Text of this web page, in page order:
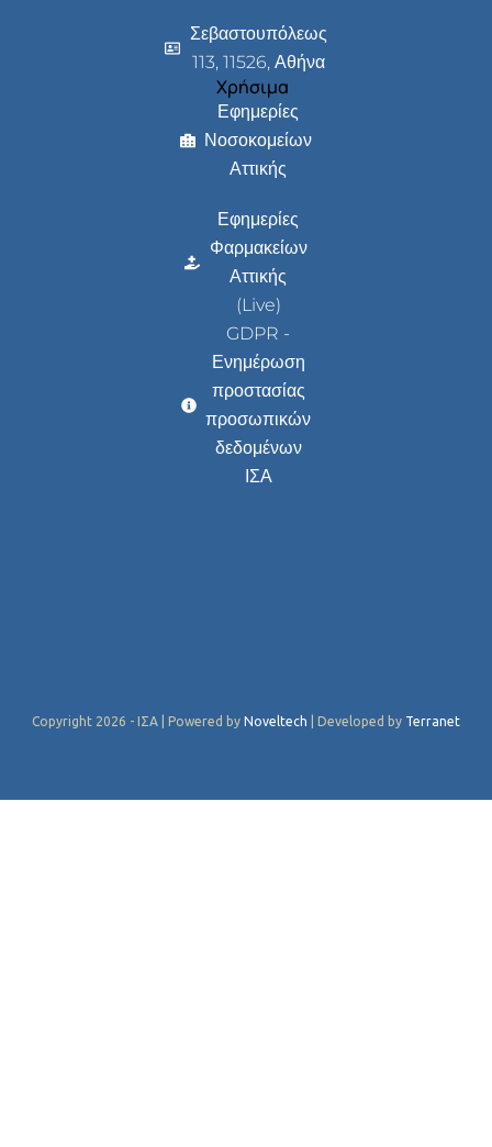
Σεβαστουπόλεως
113, 11526, Αθήνα
Χρήσιμα
Εφημερίες
Νοσοκομείων
Αττικής
Εφημερίες
Φαρμακείων
Αττικής
(Live)
GDPR -
Ενημέρωση
προστασίας
προσωπικών
δεδομένων
ΙΣΑ
Copyright 2026 - ΙΣΑ | Powered by Noveltech | Developed by Terranet